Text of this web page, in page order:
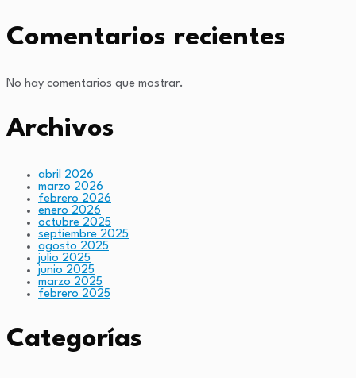
Comentarios recientes
No hay comentarios que mostrar.
Archivos
abril 2026
marzo 2026
febrero 2026
enero 2026
octubre 2025
septiembre 2025
agosto 2025
julio 2025
junio 2025
marzo 2025
febrero 2025
Categorías